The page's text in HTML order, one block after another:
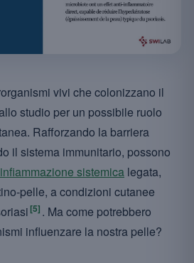
vivi che colonizzano il
studio per un possibile ruolo
Rafforzando la barriera
il sistema immunitario, possono
sistemica legata,
pelle, a condizioni cutanee
[5] . Ma come potrebbero
influenzare la nostra pelle?